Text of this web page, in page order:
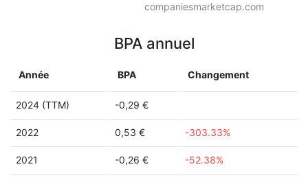
companiesmarketcap.com
BPA annuel
Année BPA Changement
2024 (TTM) -0,29 €
2022 0,53 € -303.33%
2021 -0,26 € -52.38%